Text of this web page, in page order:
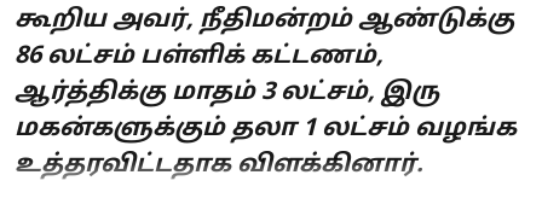
கூறிய அவர், நீதிமன்றம் ஆண்டுக்கு
86 லட்சம் பள்ளிக் கட்டணம்,
ஆர்த்திக்கு மாதம் 3 லட்சம், இரு
மகன்களுக்கும் தலா 1 லட்சம் வழங்க
உத்தரவிட்டதாக விளக்கினார்.